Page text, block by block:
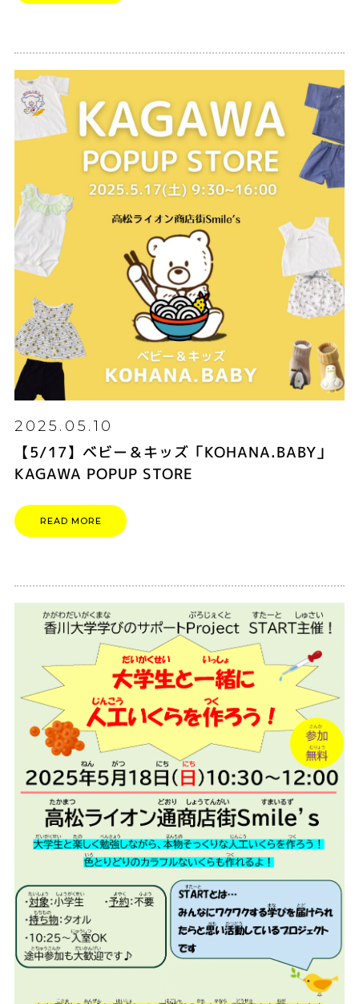
2025.05.10
【5/17】ベビー＆キッズ「KOHANA.BABY」
KAGAWA POPUP STORE
READ MORE